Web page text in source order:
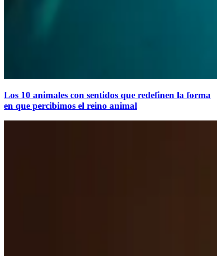
Los 10 animales con sentidos que redefinen la forma
en que percibimos el reino animal